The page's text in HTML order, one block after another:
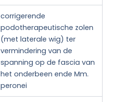
corrigerende
podotherapeutische zolen
(met laterale wig) ter
vermindering van de
spanning op de fascia van
het onderbeen ende Mm.
peronei